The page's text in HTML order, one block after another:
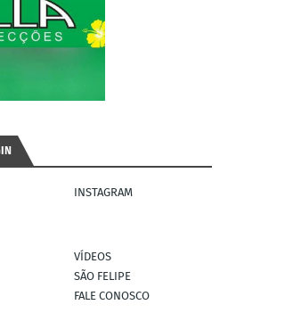
INSTAGRAM
VÍDEOS
SÃO FELIPE
FALE CONOSCO